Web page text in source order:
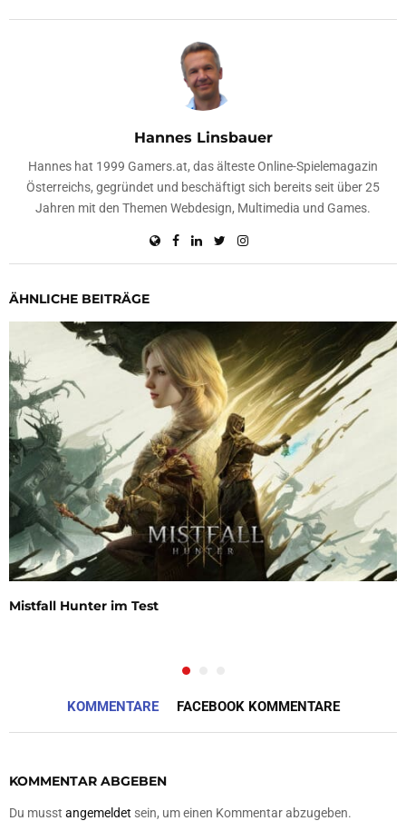
Hannes Linsbauer
Hannes hat 1999 Gamers.at, das älteste Online-Spielemagazin
Österreichs, gegründet und beschäftigt sich bereits seit über 25
Jahren mit den Themen Webdesign, Multimedia und Games.
ÄHNLICHE BEITRÄGE
Mistfall Hunter im Test
KOMMENTARE FACEBOOK KOMMENTARE
KOMMENTAR ABGEBEN
Du musst angemeldet sein, um einen Kommentar abzugeben.